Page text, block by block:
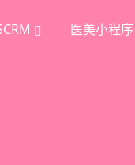
医美小程序